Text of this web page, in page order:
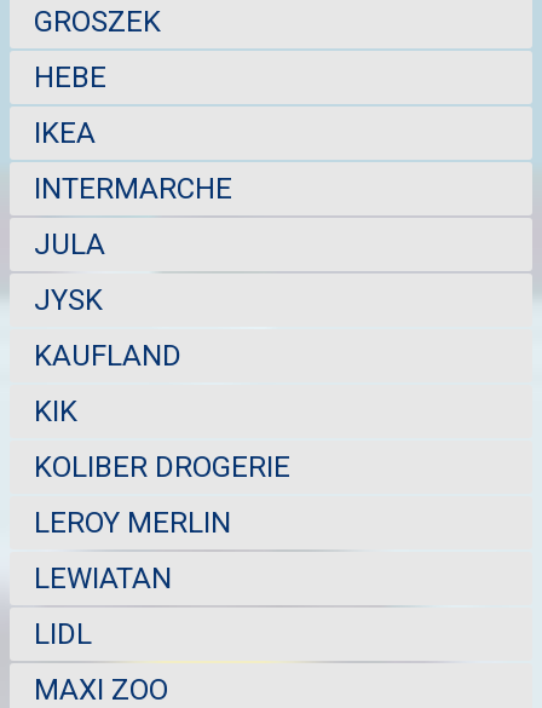
GROSZEK
HEBE
IKEA
INTERMARCHE
JULA
JYSK
KAUFLAND
KIK
KOLIBER DROGERIE
LEROY MERLIN
LEWIATAN
LIDL
MAXI ZOO